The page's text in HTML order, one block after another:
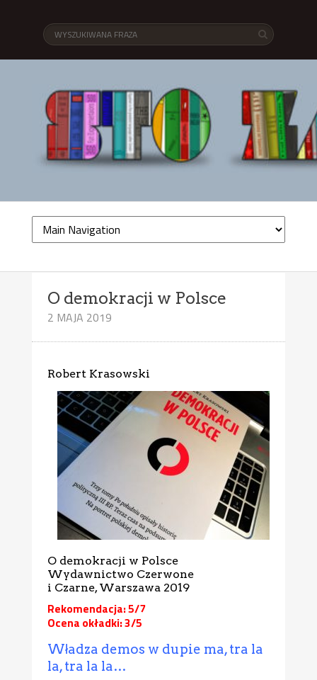
O demokracji w Polsce
2 MAJA 2019
Robert Krasowski
O demokracji w Polsce
Wydawnictwo Czerwone
i Czarne, Warszawa 2019
Rekomendacja: 5/7
Ocena okładki: 3/5
Władza demos w dupie ma, tra la
la, tra la la…